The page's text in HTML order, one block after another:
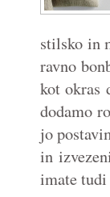
stilsko in
ravno
kot okras
dodamo
jo
in
imate